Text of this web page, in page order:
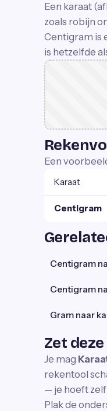
Een karaat
zoals robijn
Centigram is
is hetzelfde
Een
Karaat
Centigram
Centigram
Centigram
Gram naar
Zet
Je mag
rekentool
— je hoeft
Plak de